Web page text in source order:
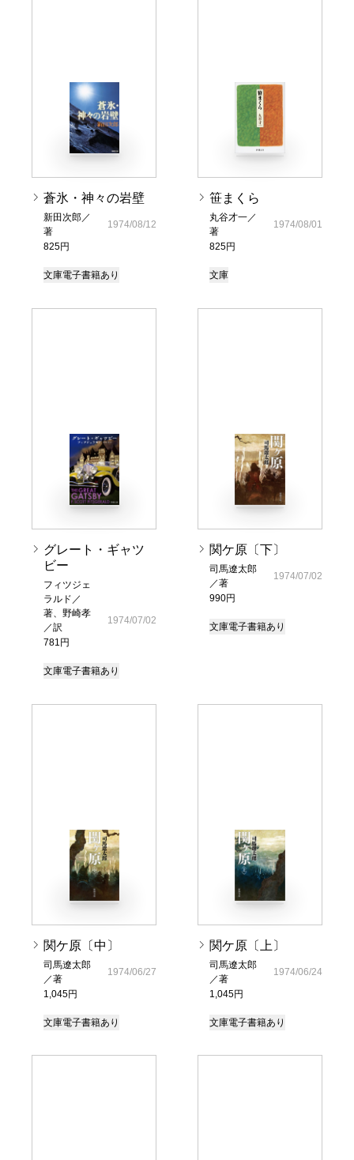
蒼氷・神々の岩壁
新田次郎／
著
825円
1974/08/12
文庫電子書籍あり
笹まくら
丸谷才一／
著
825円
1974/08/01
文庫
グレート・ギャツ
ビー
フィツジェ
ラルド／
著、野崎孝
／訳
781円
1974/07/02
文庫電子書籍あり
関ケ原〔下〕
司馬遼太郎
／著
990円
1974/07/02
文庫電子書籍あり
関ケ原〔中〕
司馬遼太郎
／著
1,045円
1974/06/27
文庫電子書籍あり
関ケ原〔上〕
司馬遼太郎
／著
1,045円
1974/06/24
文庫電子書籍あり